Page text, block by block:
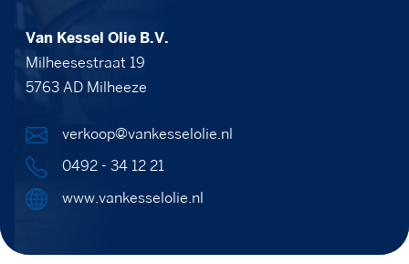
Van Kessel Olie B.V.
Milheesestraat 19
5763 AD Milheeze
verkoop@vankesselolie.nl
0492 - 34 12 21
www.vankesselolie.nl